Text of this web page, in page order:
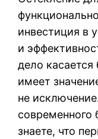
инвестиция в
и
дело
имеет
не
современного
знаете, что